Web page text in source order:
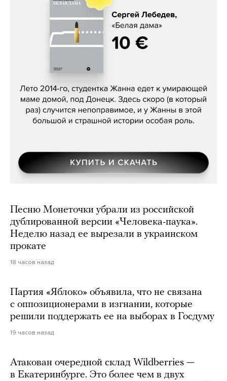
Сергей Лебедев, «Белая дама»
Песню Монеточки убрали из российской
дублированной версии «Человека-паука».
Неделю назад ее вырезали в украинском
прокате
18 часов назад
Партия «Яблоко» объявила, что не связана
с оппозиционерами в изгнании, которые
решили поддержать ее на выборах в Госдуму
19 часов назад
Атакован очередной склад Wildberries —
в Екатеринбурге. Это более чем в двух